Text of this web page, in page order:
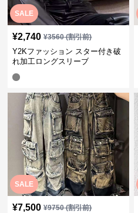
SALE
¥2,740 ¥3560(割引前)
Y2Kファッション スター付き破
れ加工ロングスリーブ
SALE
¥7,500 ¥9750(割引前)